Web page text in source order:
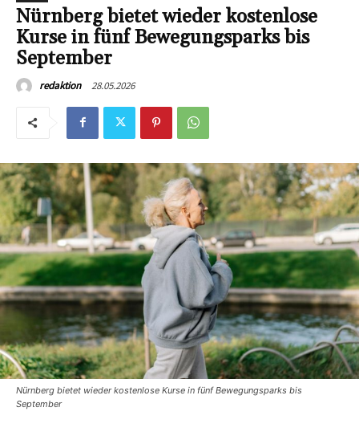
Nürnberg bietet wieder kostenlose
Kurse in fünf Bewegungsparks bis
September
redaktion 28.05.2026
Nürnberg bietet wieder kostenlose Kurse in fünf Bewegungsparks bis
September